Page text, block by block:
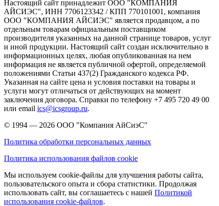
Настоящий сайт принадлежит ООО "КОМПАНИЯ
АЙСИЭС", ИНН 7706123342 / КПП 770101001, компания
ООО "КОМПАНИЯ АЙСИЭС" является продавцом, а по
отдельным товарам официальным поставщиком
производителя указанных на данной странице товаров, услуг
и иной продукции. Настоящий сайт создан исключительно в
информационных целях, любая опубликованная на нем
информация не является публичной офертой, определяемой
положениями Статьи 437(2) Гражданского кодекса РФ.
Указанная на сайте цена и условия поставки на товары и
услуги могут отличаться от действующих на момент
заключения договора. Справки по телефону +7 495 720 49 00
или email ics@icsgroup.ru.
© 1994 — 2026 ООО "Компания АйСиэС"
Политика обработки персональных данных
Политика использования файлов cookie
Мы используем cookie-файлы для улучшения работы сайта,
пользовательского опыта и сбора статистики. Продолжая
использовать сайт, вы соглашаетесь с нашей Политикой
использования cookie-файлов.